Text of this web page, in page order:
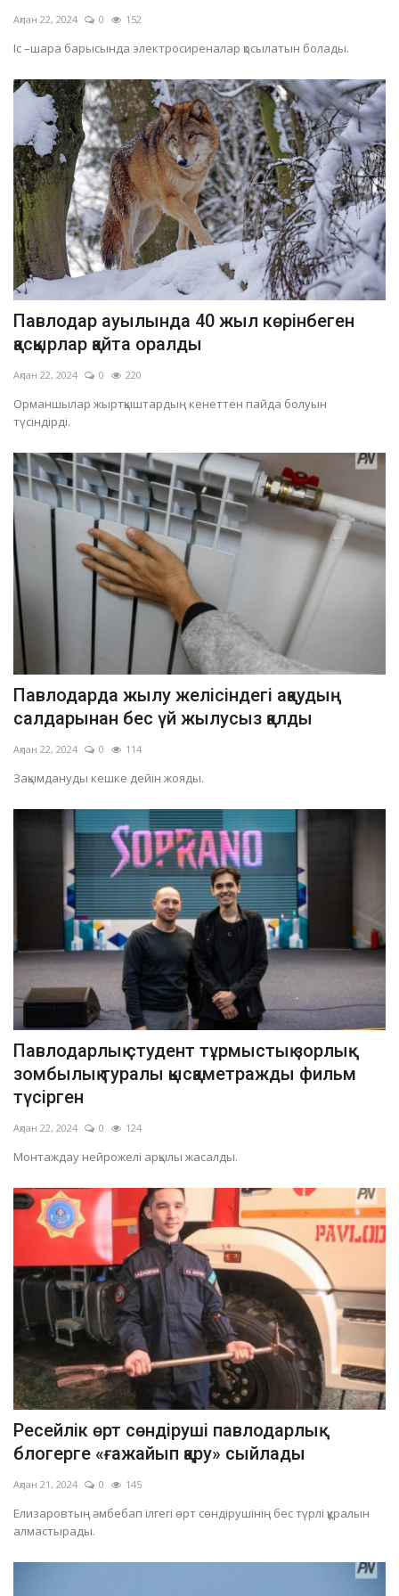
Ақпан 22, 2024 0 152
Іс –шара барысында электросиреналар қосылатын болады.
Павлодар ауылында 40 жыл көрінбеген
қасқырлар қайта оралды
Ақпан 22, 2024 0 220
Орманшылар жыртқыштардың кенеттен пайда болуын
түсіндірді.
Павлодарда жылу желісіндегі ақаудың
салдарынан бес үй жылусыз қалды
Ақпан 22, 2024 0 114
Зақымдануды кешке дейін жояды.
Павлодарлық студент тұрмыстық зорлық-
зомбылық туралы қысқаметражды фильм
түсірген
Ақпан 22, 2024 0 124
Монтаждау нейрожелі арқылы жасалды.
Ресейлік өрт сөндіруші павлодарлық
блогерге «ғажайып қару» сыйлады
Ақпан 21, 2024 0 145
Елизаровтың әмбебап ілгегі өрт сөндірушінің бес түрлі құралын
алмастырады.